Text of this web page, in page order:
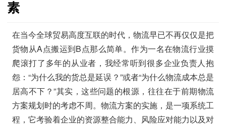
素
在当今全球贸易高度互联的时代，物流早已不再仅仅是把
货物从A点搬运到B点那么简单。作为一名在物流行业摸
爬滚打了多年的从业者，我经常听到很多企业负责人抱
怨：“为什么我的货总是延误？”或者“为什么物流成本总是
居高不下？”其实，这些问题的根源，往往在于前期物流
方案规划时的考虑不周。物流方案的实施，是一项系统工
程，它考验着企业的资源整合能力、风险应对能力以及对